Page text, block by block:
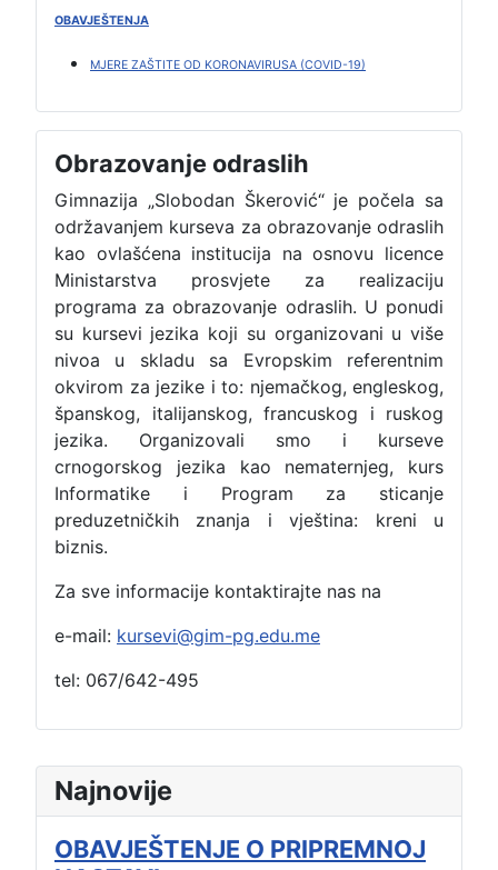
Najnovije
OBAVJEŠTENJE O PRIPREMNOJ
OBAVJEŠTENJA
MJERE ZAŠTITE OD KORONAVIRUSA (COVID-19)
Obrazovanje odraslih
Gimnazija „Slobodan Škerović“ je počela sa
održavanjem kurseva za obrazovanje odraslih
kao ovlašćena institucija na osnovu licence
Ministarstva prosvjete za realizaciju
programa za obrazovanje odraslih. U ponudi
su kursevi jezika koji su organizovani u više
nivoa u skladu sa Evropskim referentnim
okvirom za jezike i to: njemačkog, engleskog,
španskog, italijanskog, francuskog i ruskog
jezika. Organizovali smo i kurseve
crnogorskog jezika kao nematernjeg, kurs
Informatike i Program za sticanje
preduzetničkih znanja i vještina: kreni u
biznis.
Za sve informacije kontaktirajte nas na
e-mail: kursevi@gim-pg.edu.me
tel: 067/642-495